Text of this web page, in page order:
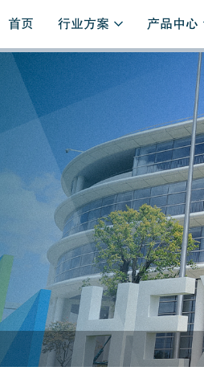
首页 行业方案 产品中心